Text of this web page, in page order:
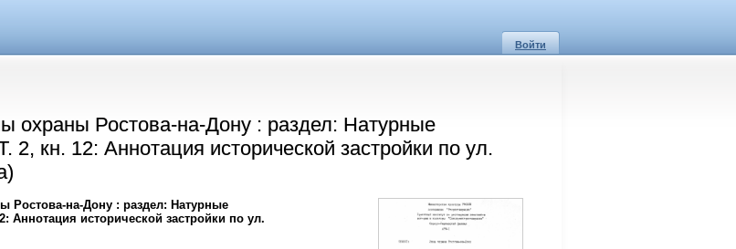
Войти
охраны Ростова-на-Дону : раздел: Натурные
кн. 12: Аннотация исторической застройки по ул.
Ростова-на-Дону : раздел: Натурные
Аннотация исторической застройки по ул.